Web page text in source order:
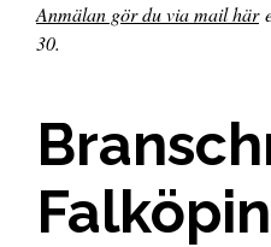
Anmälan gör du via mail här
30.